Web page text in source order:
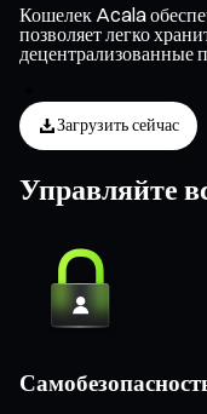
Кошелек Acala
позволяет легко
децентрализованные
Загрузить сейчас
Управляйте